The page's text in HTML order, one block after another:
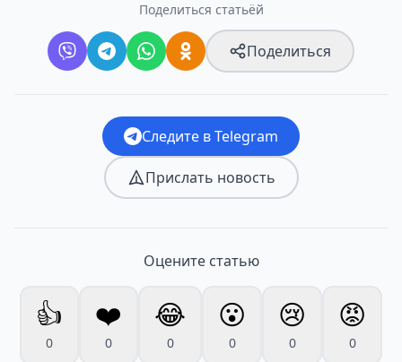
Поделиться статьёй
Поделиться
Следите в Telegram
Прислать новость
Оцените статью
👍
0
❤️
0
😂
0
😮
0
😢
0
😡
0